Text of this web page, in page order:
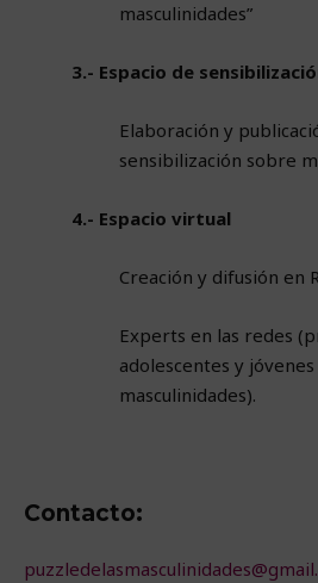
masculinidades”
3.- Espacio de
Elaboración y
sensibilización sobre
4.- Espacio virtual
Creación y difusión en
Experts en las redes
adolescentes y
masculinidades).
Contacto: